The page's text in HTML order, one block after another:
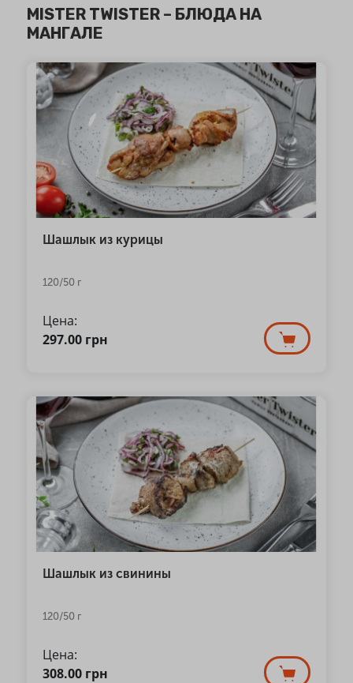
MISTER TWISTER – БЛЮДА НА
МАНГАЛЕ
Шашлык из курицы
120/50 г
Цена:
297.00 грн
Шашлык из свинины
120/50 г
Цена:
308.00 грн